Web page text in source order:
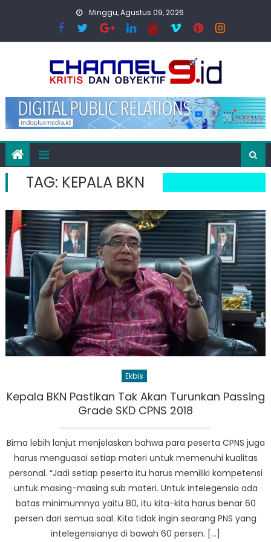
Minggu, Agustus 09, 2026
TAG: KEPALA BKN
Ekbis
Kepala BKN Pastikan Tak Akan Turunkan Passing
Grade SKD CPNS 2018
Bima lebih lanjut menjelaskan bahwa para peserta CPNS juga
harus menguasai setiap materi untuk memenuhi kualitas
personal. “Jadi setiap peserta itu harus memiliki kompetensi
untuk masing-masing sub materi. Untuk intelegensia ada
batas minimumnya yaitu 80, itu kita-kita harus benar 60
persen dari semua soal. Kita tidak ingin seorang PNS yang
intelegensianya di bawah 60 persen. […]